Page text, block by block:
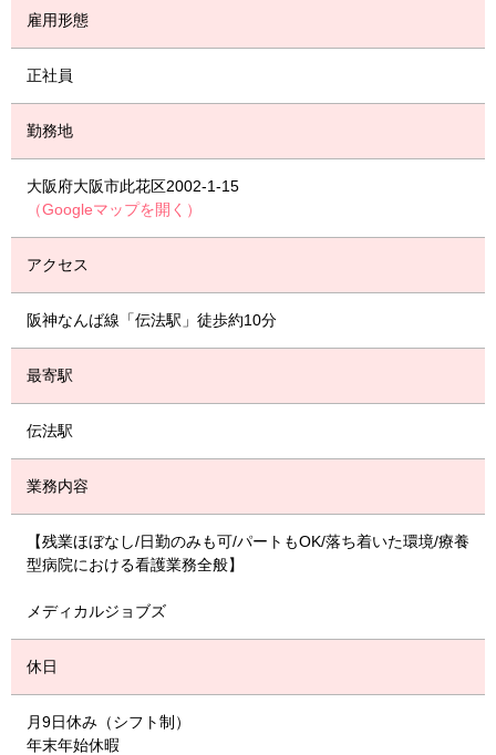
雇用形態
正社員
勤務地
大阪府大阪市此花区2002-1-15
（Googleマップを開く）
アクセス
阪神なんば線「伝法駅」徒歩約10分
最寄駅
伝法駅
業務内容
【残業ほぼなし/日勤のみも可/パートもOK/落ち着いた環境/療養
型病院における看護業務全般】
メディカルジョブズ
休日
月9日休み（シフト制）
年末年始休暇